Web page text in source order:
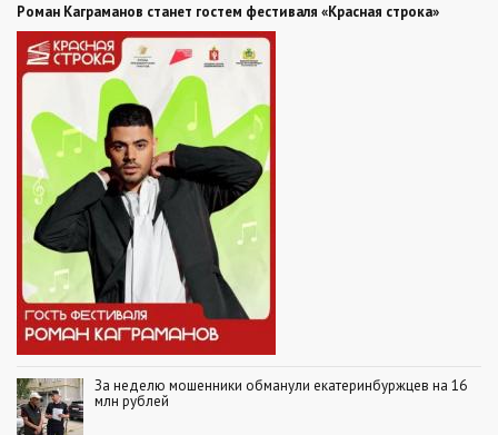
Роман Каграманов станет гостем фестиваля «Красная строка»
За неделю мошенники обманули екатеринбуржцев на 16
млн рублей